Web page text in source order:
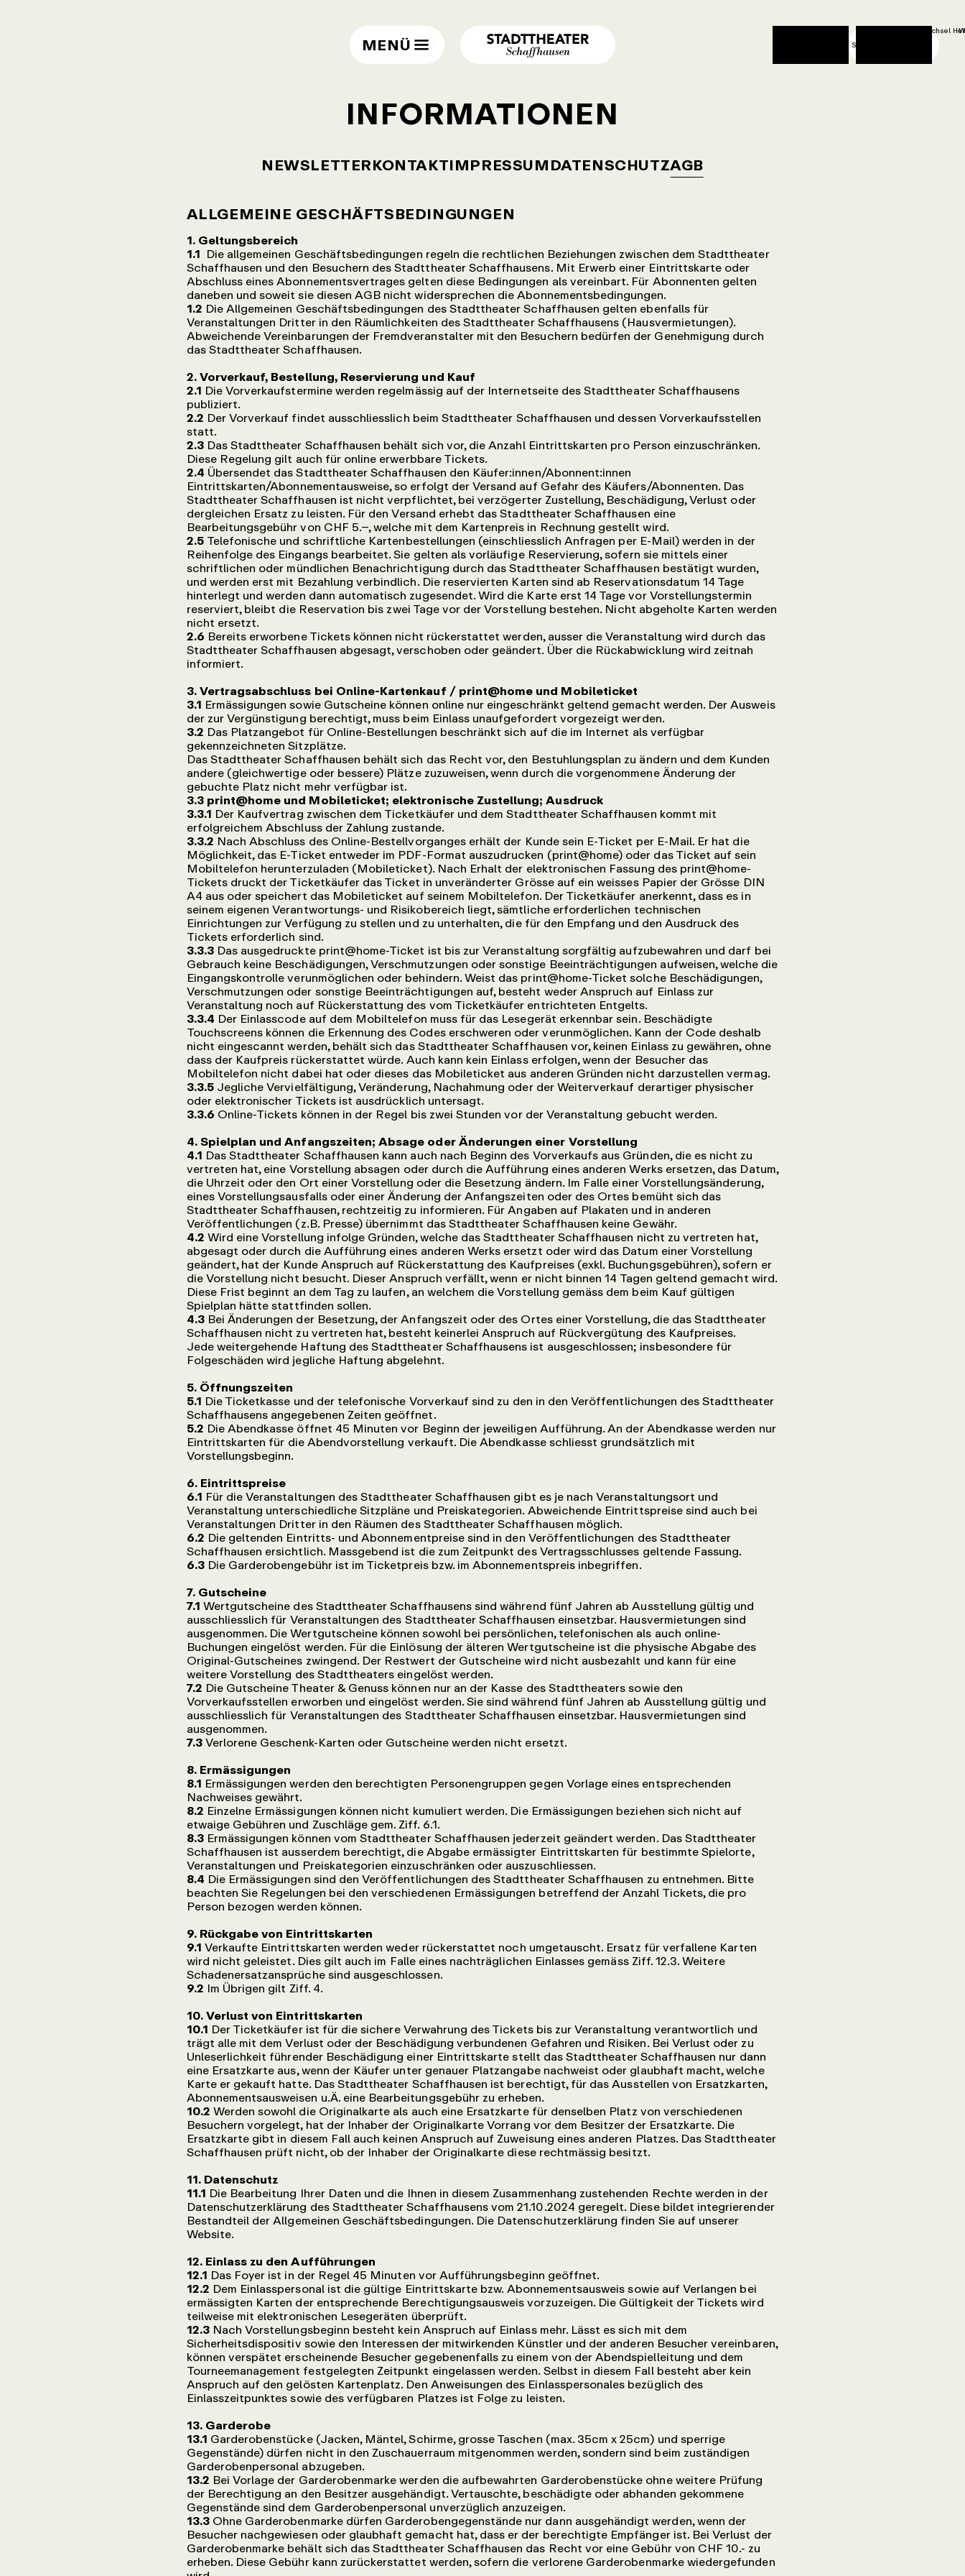
MENÜ Suche
Wechsel
INFORMATIONEN
NEWSLETTERKONTAKTIMPRESSUM DATENSCHUTZAGB
ALLGEMEINE GESCHÄFTSBEDINGUNGEN
1. Geltungsbereich
1.1 Die allgemeinen Geschäftsbedingungen regeln die rechtlichen Beziehungen zwischen dem Stadttheater
Schaffhausen und den Besuchern des Stadttheater Schaffhausens. Mit Erwerb einer Eintrittskarte oder
Abschluss eines Abonnementsvertrages gelten diese Bedingungen als vereinbart. Für Abonnenten gelten
daneben und soweit sie diesen AGB nicht widersprechen die Abonnementsbedingungen.
1.2 Die Allgemeinen Geschäftsbedingungen des Stadttheater Schaffhausen gelten ebenfalls für
Veranstaltungen Dritter in den Räumlichkeiten des Stadttheater Schaffhausens (Hausvermietungen).
Abweichende Vereinbarungen der Fremdveranstalter mit den Besuchern bedürfen der Genehmigung durch
das Stadttheater Schaffhausen.
2. Vorverkauf, Bestellung, Reservierung und Kauf
2.1 Die Vorverkaufstermine werden regelmässig auf der Internetseite des Stadttheater Schaffhausens
publiziert.
2.2 Der Vorverkauf findet ausschliesslich beim Stadttheater Schaffhausen und dessen Vorverkaufsstellen
statt.
2.3 Das Stadttheater Schaffhausen behält sich vor, die Anzahl Eintrittskarten pro Person einzuschränken.
Diese Regelung gilt auch für online erwerbbare Tickets.
2.4 Übersendet das Stadttheater Schaffhausen den Käufer:innen/Abonnent:innen
Eintrittskarten/Abonnementausweise, so erfolgt der Versand auf Gefahr des Käufers/Abonnenten. Das
Stadttheater Schaffhausen ist nicht verpflichtet, bei verzögerter Zustellung, Beschädigung, Verlust oder
dergleichen Ersatz zu leisten. Für den Versand erhebt das Stadttheater Schaffhausen eine
Bearbeitungsgebühr von CHF 5.–, welche mit dem Kartenpreis in Rechnung gestellt wird.
2.5 Telefonische und schriftliche Kartenbestellungen (einschliesslich Anfragen per E-Mail) werden in der
Reihenfolge des Eingangs bearbeitet. Sie gelten als vorläufige Reservierung, sofern sie mittels einer
schriftlichen oder mündlichen Benachrichtigung durch das Stadttheater Schaffhausen bestätigt wurden,
und werden erst mit Bezahlung verbindlich. Die reservierten Karten sind ab Reservationsdatum 14 Tage
hinterlegt und werden dann automatisch zugesendet. Wird die Karte erst 14 Tage vor Vorstellungstermin
reserviert, bleibt die Reservation bis zwei Tage vor der Vorstellung bestehen. Nicht abgeholte Karten werden
nicht ersetzt.
2.6 Bereits erworbene Tickets können nicht rückerstattet werden, ausser die Veranstaltung wird durch das
Stadttheater Schaffhausen abgesagt, verschoben oder geändert. Über die Rückabwicklung wird zeitnah
informiert.
3. Vertragsabschluss bei Online-Kartenkauf / print@home und Mobileticket
3.1 Ermässigungen sowie Gutscheine können online nur eingeschränkt geltend gemacht werden. Der Ausweis
der zur Vergünstigung berechtigt, muss beim Einlass unaufgefordert vorgezeigt werden.
3.2 Das Platzangebot für Online-Bestellungen beschränkt sich auf die im Internet als verfügbar
gekennzeichneten Sitzplätze.
Das Stadttheater Schaffhausen behält sich das Recht vor, den Bestuhlungsplan zu ändern und dem Kunden
andere (gleichwertige oder bessere) Plätze zuzuweisen, wenn durch die vorgenommene Änderung der
gebuchte Platz nicht mehr verfügbar ist.
3.3 print@home und Mobileticket; elektronische Zustellung; Ausdruck
3.3.1 Der Kaufvertrag zwischen dem Ticketkäufer und dem Stadttheater Schaffhausen kommt mit
erfolgreichem Abschluss der Zahlung zustande.
3.3.2 Nach Abschluss des Online-Bestellvorganges erhält der Kunde sein E-Ticket per E-Mail. Er hat die
Möglichkeit, das E-Ticket entweder im PDF-Format auszudrucken (print@home) oder das Ticket auf sein
Mobiltelefon herunterzuladen (Mobileticket). Nach Erhalt der elektronischen Fassung des print@home-
Tickets druckt der Ticketkäufer das Ticket in unveränderter Grösse auf ein weisses Papier der Grösse DIN
A4 aus oder speichert das Mobileticket auf seinem Mobiltelefon. Der Ticketkäufer anerkennt, dass es in
seinem eigenen Verantwortungs- und Risikobereich liegt, sämtliche erforderlichen technischen
Einrichtungen zur Verfügung zu stellen und zu unterhalten, die für den Empfang und den Ausdruck des
Tickets erforderlich sind.
3.3.3 Das ausgedruckte print@home-Ticket ist bis zur Veranstaltung sorgfältig aufzubewahren und darf bei
Gebrauch keine Beschädigungen, Verschmutzungen oder sonstige Beeinträchtigungen aufweisen, welche die
Eingangskontrolle verunmöglichen oder behindern. Weist das print@home-Ticket solche Beschädigungen,
Verschmutzungen oder sonstige Beeinträchtigungen auf, besteht weder Anspruch auf Einlass zur
Veranstaltung noch auf Rückerstattung des vom Ticketkäufer entrichteten Entgelts.
3.3.4 Der Einlasscode auf dem Mobiltelefon muss für das Lesegerät erkennbar sein. Beschädigte
Touchscreens können die Erkennung des Codes erschweren oder verunmöglichen. Kann der Code deshalb
nicht eingescannt werden, behält sich das Stadttheater Schaffhausen vor, keinen Einlass zu gewähren, ohne
dass der Kaufpreis rückerstattet würde. Auch kann kein Einlass erfolgen, wenn der Besucher das
Mobiltelefon nicht dabei hat oder dieses das Mobileticket aus anderen Gründen nicht darzustellen vermag.
3.3.5 Jegliche Vervielfältigung, Veränderung, Nachahmung oder der Weiterverkauf derartiger physischer
oder elektronischer Tickets ist ausdrücklich untersagt.
3.3.6 Online-Tickets können in der Regel bis zwei Stunden vor der Veranstaltung gebucht werden.
4. Spielplan und Anfangszeiten; Absage oder Änderungen einer Vorstellung
4.1 Das Stadttheater Schaffhausen kann auch nach Beginn des Vorverkaufs aus Gründen, die es nicht zu
vertreten hat, eine Vorstellung absagen oder durch die Aufführung eines anderen Werks ersetzen, das Datum,
die Uhrzeit oder den Ort einer Vorstellung oder die Besetzung ändern. Im Falle einer Vorstellungsänderung,
eines Vorstellungsausfalls oder einer Änderung der Anfangszeiten oder des Ortes bemüht sich das
Stadttheater Schaffhausen, rechtzeitig zu informieren. Für Angaben auf Plakaten und in anderen
Veröffentlichungen (z.B. Presse) übernimmt das Stadttheater Schaffhausen keine Gewähr.
4.2 Wird eine Vorstellung infolge Gründen, welche das Stadttheater Schaffhausen nicht zu vertreten hat,
abgesagt oder durch die Aufführung eines anderen Werks ersetzt oder wird das Datum einer Vorstellung
geändert, hat der Kunde Anspruch auf Rückerstattung des Kaufpreises (exkl. Buchungsgebühren), sofern er
die Vorstellung nicht besucht. Dieser Anspruch verfällt, wenn er nicht binnen 14 Tagen geltend gemacht wird.
Diese Frist beginnt an dem Tag zu laufen, an welchem die Vorstellung gemäss dem beim Kauf gültigen
Spielplan hätte stattfinden sollen.
4.3 Bei Änderungen der Besetzung, der Anfangszeit oder des Ortes einer Vorstellung, die das Stadttheater
Schaffhausen nicht zu vertreten hat, besteht keinerlei Anspruch auf Rückvergütung des Kaufpreises.
Jede weitergehende Haftung des Stadttheater Schaffhausens ist ausgeschlossen; insbesondere für
Folgeschäden wird jegliche Haftung abgelehnt.
5. Öffnungszeiten
5.1 Die Ticketkasse und der telefonische Vorverkauf sind zu den in den Veröffentlichungen des Stadttheater
Schaffhausens angegebenen Zeiten geöffnet.
5.2 Die Abendkasse öffnet 45 Minuten vor Beginn der jeweiligen Aufführung. An der Abendkasse werden nur
Eintrittskarten für die Abendvorstellung verkauft. Die Abendkasse schliesst grundsätzlich mit
Vorstellungsbeginn.
6. Eintrittspreise
6.1 Für die Veranstaltungen des Stadttheater Schaffhausen gibt es je nach Veranstaltungsort und
Veranstaltung unterschiedliche Sitzpläne und Preiskategorien. Abweichende Eintrittspreise sind auch bei
Veranstaltungen Dritter in den Räumen des Stadttheater Schaffhausen möglich.
6.2 Die geltenden Eintritts- und Abonnementpreise sind in den Veröffentlichungen des Stadttheater
Schaffhausen ersichtlich. Massgebend ist die zum Zeitpunkt des Vertragsschlusses geltende Fassung.
6.3 Die Garderobengebühr ist im Ticketpreis bzw. im Abonnementspreis inbegriffen.
7. Gutscheine
7.1 Wertgutscheine des Stadttheater Schaffhausens sind während fünf Jahren ab Ausstellung gültig und
ausschliesslich für Veranstaltungen des Stadttheater Schaffhausen einsetzbar. Hausvermietungen sind
ausgenommen. Die Wertgutscheine können sowohl bei persönlichen, telefonischen als auch online-
Buchungen eingelöst werden. Für die Einlösung der älteren Wertgutscheine ist die physische Abgabe des
Original-Gutscheines zwingend. Der Restwert der Gutscheine wird nicht ausbezahlt und kann für eine
weitere Vorstellung des Stadttheaters eingelöst werden.
7.2 Die Gutscheine Theater & Genuss können nur an der Kasse des Stadttheaters sowie den
Vorverkaufsstellen erworben und eingelöst werden. Sie sind während fünf Jahren ab Ausstellung gültig und
ausschliesslich für Veranstaltungen des Stadttheater Schaffhausen einsetzbar. Hausvermietungen sind
ausgenommen.
7.3 Verlorene Geschenk-Karten oder Gutscheine werden nicht ersetzt.
8. Ermässigungen
8.1 Ermässigungen werden den berechtigten Personengruppen gegen Vorlage eines entsprechenden
Nachweises gewährt.
8.2 Einzelne Ermässigungen können nicht kumuliert werden. Die Ermässigungen beziehen sich nicht auf
etwaige Gebühren und Zuschläge gem. Ziff. 6.1.
8.3 Ermässigungen können vom Stadttheater Schaffhausen jederzeit geändert werden. Das Stadttheater
Schaffhausen ist ausserdem berechtigt, die Abgabe ermässigter Eintrittskarten für bestimmte Spielorte,
Veranstaltungen und Preiskategorien einzuschränken oder auszuschliessen.
8.4 Die Ermässigungen sind den Veröffentlichungen des Stadttheater Schaffhausen zu entnehmen. Bitte
beachten Sie Regelungen bei den verschiedenen Ermässigungen betreffend der Anzahl Tickets, die pro
Person bezogen werden können.
9. Rückgabe von Eintrittskarten
9.1 Verkaufte Eintrittskarten werden weder rückerstattet noch umgetauscht. Ersatz für verfallene Karten
wird nicht geleistet. Dies gilt auch im Falle eines nachträglichen Einlasses gemäss Ziff. 12.3. Weitere
Schadenersatzansprüche sind ausgeschlossen.
9.2 Im Übrigen gilt Ziff. 4.
10. Verlust von Eintrittskarten
10.1 Der Ticketkäufer ist für die sichere Verwahrung des Tickets bis zur Veranstaltung verantwortlich und
trägt alle mit dem Verlust oder der Beschädigung verbundenen Gefahren und Risiken. Bei Verlust oder zu
Unleserlichkeit führender Beschädigung einer Eintrittskarte stellt das Stadttheater Schaffhausen nur dann
eine Ersatzkarte aus, wenn der Käufer unter genauer Platzangabe nachweist oder glaubhaft macht, welche
Karte er gekauft hatte. Das Stadttheater Schaffhausen ist berechtigt, für das Ausstellen von Ersatzkarten,
Abonnementsausweisen u.Ä. eine Bearbeitungsgebühr zu erheben.
10.2 Werden sowohl die Originalkarte als auch eine Ersatzkarte für denselben Platz von verschiedenen
Besuchern vorgelegt, hat der Inhaber der Originalkarte Vorrang vor dem Besitzer der Ersatzkarte. Die
Ersatzkarte gibt in diesem Fall auch keinen Anspruch auf Zuweisung eines anderen Platzes. Das Stadttheater
Schaffhausen prüft nicht, ob der Inhaber der Originalkarte diese rechtmässig besitzt.
11. Datenschutz
11.1 Die Bearbeitung Ihrer Daten und die Ihnen in diesem Zusammenhang zustehenden Rechte werden in der
Datenschutzerklärung des Stadttheater Schaffhausens vom 21.10.2024 geregelt. Diese bildet integrierender
Bestandteil der Allgemeinen Geschäftsbedingungen. Die Datenschutzerklärung finden Sie auf unserer
Website.
12. Einlass zu den Aufführungen
12.1 Das Foyer ist in der Regel 45 Minuten vor Aufführungsbeginn geöffnet.
12.2 Dem Einlasspersonal ist die gültige Eintrittskarte bzw. Abonnementsausweis sowie auf Verlangen bei
ermässigten Karten der entsprechende Berechtigungsausweis vorzuzeigen. Die Gültigkeit der Tickets wird
teilweise mit elektronischen Lesegeräten überprüft.
12.3 Nach Vorstellungsbeginn besteht kein Anspruch auf Einlass mehr. Lässt es sich mit dem
Sicherheitsdispositiv sowie den Interessen der mitwirkenden Künstler und der anderen Besucher vereinbaren,
können verspätet erscheinende Besucher gegebenenfalls zu einem von der Abendspielleitung und dem
Tourneemanagement festgelegten Zeitpunkt eingelassen werden. Selbst in diesem Fall besteht aber kein
Anspruch auf den gelösten Kartenplatz. Den Anweisungen des Einlasspersonales bezüglich des
Einlasszeitpunktes sowie des verfügbaren Platzes ist Folge zu leisten.
13. Garderobe
13.1 Garderobenstücke (Jacken, Mäntel, Schirme, grosse Taschen (max. 35cm x 25cm) und sperrige
Gegenstände) dürfen nicht in den Zuschauerraum mitgenommen werden, sondern sind beim zuständigen
Garderobenpersonal abzugeben.
13.2 Bei Vorlage der Garderobenmarke werden die aufbewahrten Garderobenstücke ohne weitere Prüfung
der Berechtigung an den Besitzer ausgehändigt. Vertauschte, beschädigte oder abhanden gekommene
Gegenstände sind dem Garderobenpersonal unverzüglich anzuzeigen.
13.3 Ohne Garderobenmarke dürfen Garderobengegenstände nur dann ausgehändigt werden, wenn der
Besucher nachgewiesen oder glaubhaft gemacht hat, dass er der berechtigte Empfänger ist. Bei Verlust der
Garderobenmarke behält sich das Stadttheater Schaffhausen das Recht vor eine Gebühr von CHF 10.- zu
erheben. Diese Gebühr kann zurückerstattet werden, sofern die verlorene Garderobenmarke wiedergefunden